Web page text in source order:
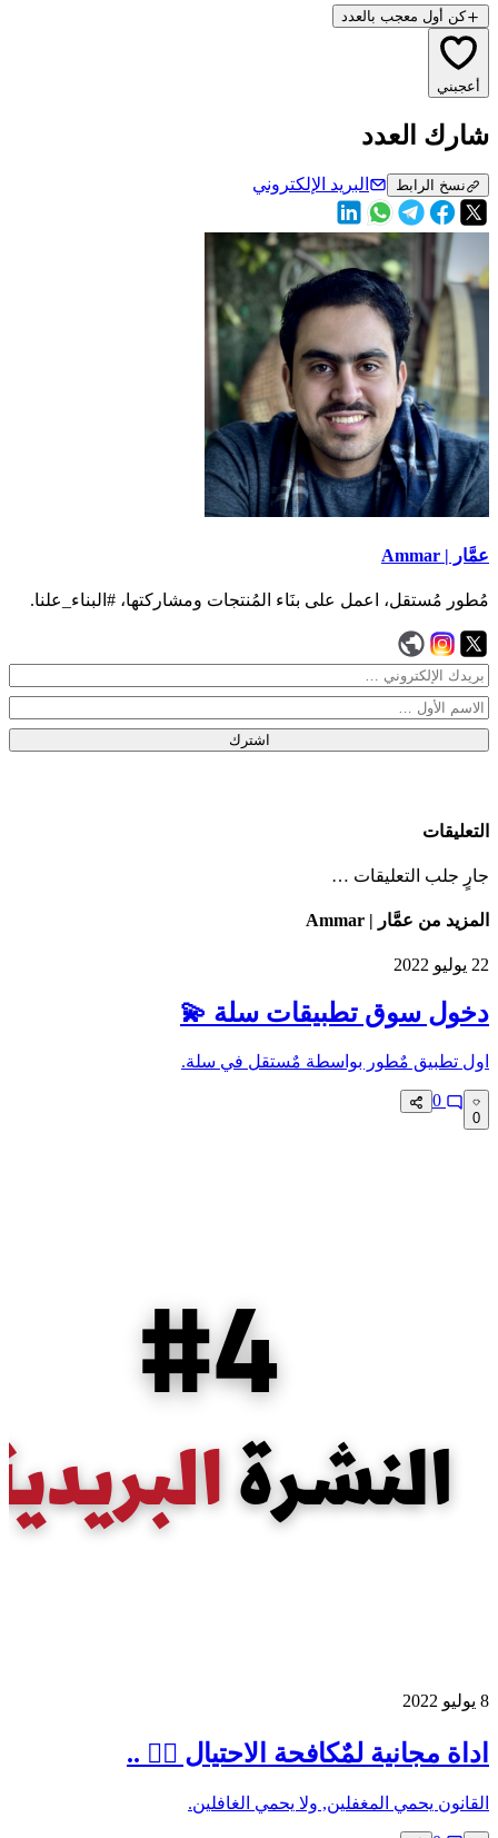
كن أول معجب بالعدد
أعجبني
شارك العدد
نسخ الرابط البريد الإلكتروني
عمَّار | Ammar
مُطور مُستقل، اعمل على بنَاء المُنتجات ومشاركتها، #البناء_علنا.
اشترك
التعليقات
جارٍ جلب التعليقات …
المزيد من عمَّار | Ammar
22 يوليو 2022
دخول سوق تطبيقات سلة 💫
اول تطبيق مٌطور بواسطة مٌستقل في سلة.
0
8 يوليو 2022
اداة مجانية لمٌكافحة الاحتيال 👨‍✈️ ..
القانون يحمي المغفلين, ولا يحمي الغافلين.